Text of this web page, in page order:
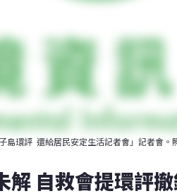
島環評  還給居民安定生活記者會」記者會
解 自救會提環評